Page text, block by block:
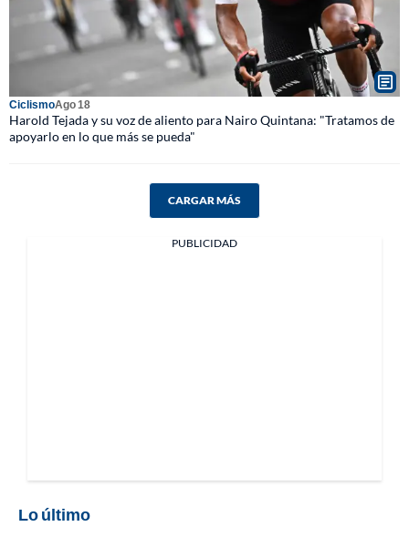
CiclismoAgo 18
Harold Tejada y su voz de aliento para Nairo Quintana: "Tratamos de
apoyarlo en lo que más se pueda"
CARGAR MÁS
PUBLICIDAD
Lo último